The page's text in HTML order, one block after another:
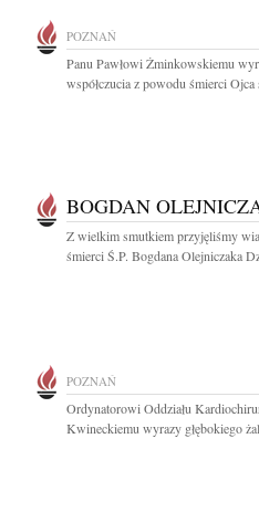
POZNAŃ
Panu Pawłowi Żminkowskiemu
współczucia z powodu śmierci Ojca
BOGDAN
Z wielkim smutkiem przyjęliśmy
śmierci Ś.P. Bogdana Olejniczaka
POZNAŃ
Ordynatorowi Oddziału
Kwineckiemu wyrazy głębokiego